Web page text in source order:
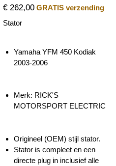
€ 262,00 GRATIS verzending
Stator
Yamaha YFM 450 Kodiak
2003-2006
Merk: RICK'S
MOTORSPORT ELECTRIC
Origineel (OEM) stijl stator.
Stator is compleet en een
directe plug in inclusief alle